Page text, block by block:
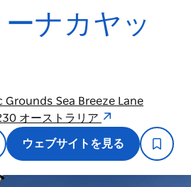
ナカヤッ
Grounds Sea Breeze Lane
オーストラリア
ウェブサイトを見る